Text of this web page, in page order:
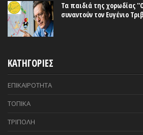
Τα παιδιά της χορωδίας
συναντούν τον Ευγένιο
ΚΑΤΗΓΟΡΙΕΣ
ΕΠΙΚΑΙΡΟΤΗΤΑ
ΤΟΠΙΚΑ
ΤΡΙΠΟΛΗ